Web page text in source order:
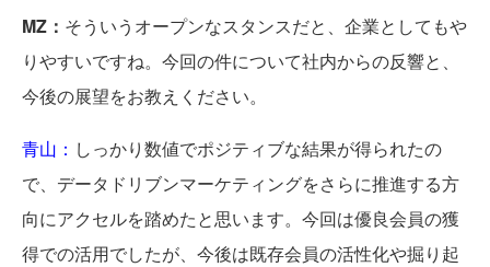
MZ： そういうオープンなスタンスだと、企業としてもや
りやすいですね。今回の件について社内からの反響と、
今後の展望をお教えください。
青山： しっかり数値でポジティブな結果が得られたの
で、データドリブンマーケティングをさらに推進する方
向にアクセルを踏めたと思います。今回は優良会員の獲
得での活用でしたが、今後は既存会員の活性化や掘り起